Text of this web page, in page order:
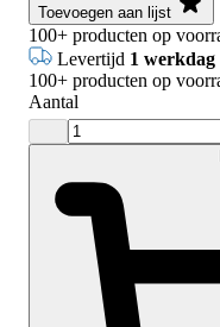
Toevoegen aan lijst
100+ producten op
Levertijd 1 werkdag
100+ producten op
Aantal